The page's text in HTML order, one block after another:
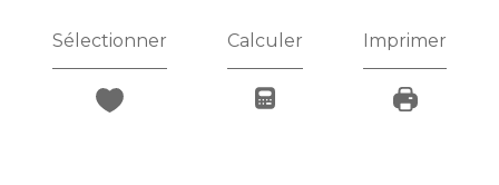
Sélectionner Calculer Imprimer